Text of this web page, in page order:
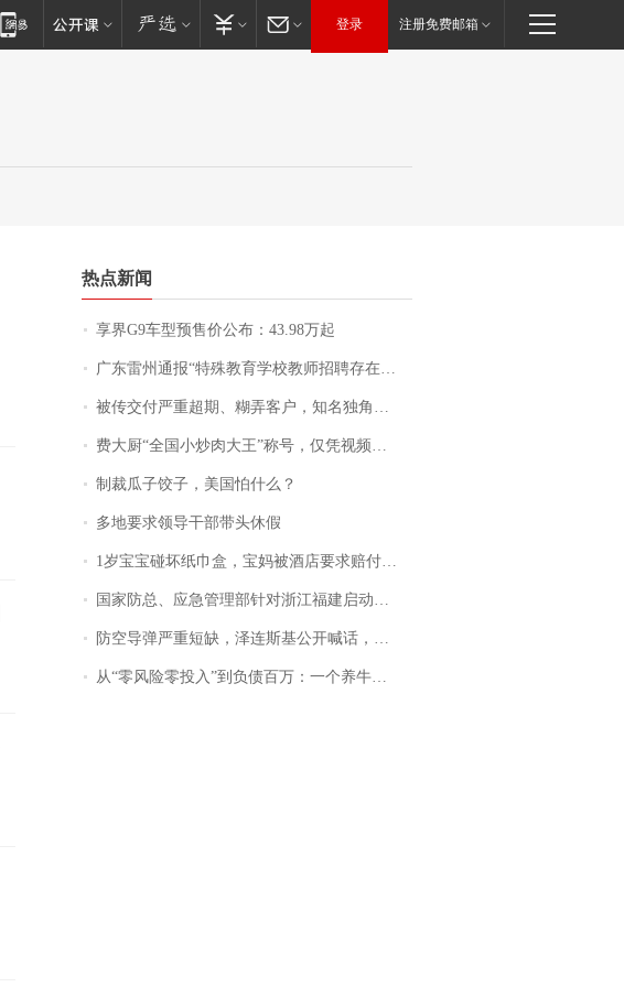
登录 注册免费邮箱
热点新闻
享界G9车型预售价公布：43.98万起
广东雷州通报“特殊教育学校教师招聘存在违规行为”：已启动问责程序 副校长被停职
被传交付严重超期、糊弄客户，知名独角兽车企创始人回应：都没证据，将依法采取措施，“本人长期与美国交管局保持沟通，对方表示肯定”
费大厨“全国小炒肉大王”称号，仅凭视频评出？中国烹饪协会回应
制裁瓜子饺子，美国怕什么？
多地要求领导干部带头休假
1岁宝宝碰坏纸巾盒，宝妈被酒店要求赔付924元！三亚一酒店回复：骨瓷定制！网友一查价格，吵翻了
国家防总、应急管理部针对浙江福建启动防汛防台风四级应急响应
防空导弹严重短缺，泽连斯基公开喊话，乌克兰失去导弹拦截能力？
从“零风险零投入”到负债百万：一个养牛项目崩盘后，谁该为农户的贷款买单丨红星调查